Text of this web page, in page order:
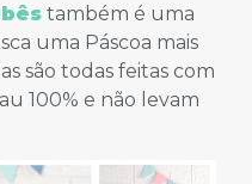
também é uma
uma Páscoa mais
são todas feitas com
100% e não levam